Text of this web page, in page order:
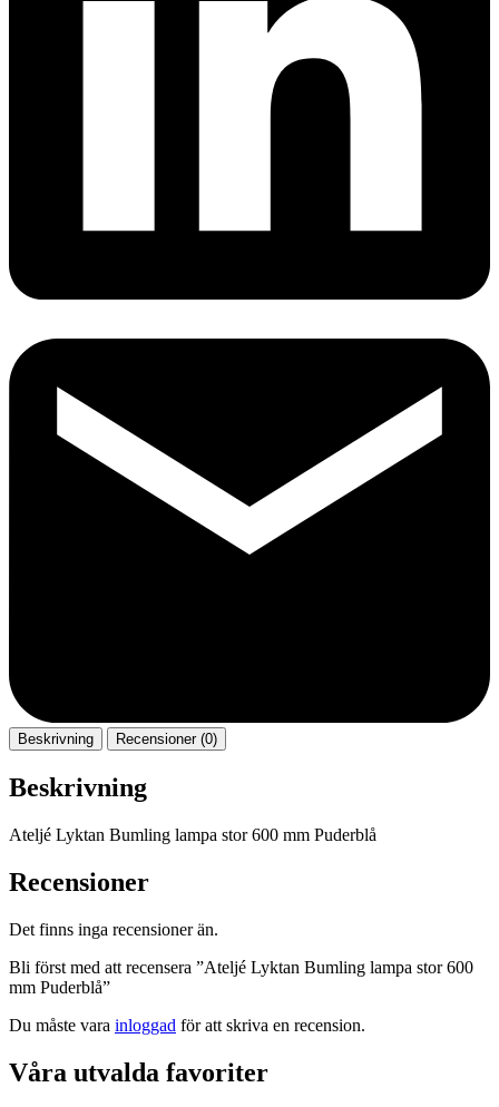
Beskrivning Recensioner (0)
Beskrivning
Ateljé Lyktan Bumling lampa stor 600 mm Puderblå
Recensioner
Det finns inga recensioner än.
Bli först med att recensera ”Ateljé Lyktan Bumling lampa stor 600
mm Puderblå”
Du måste vara inloggad för att skriva en recension.
Våra utvalda favoriter